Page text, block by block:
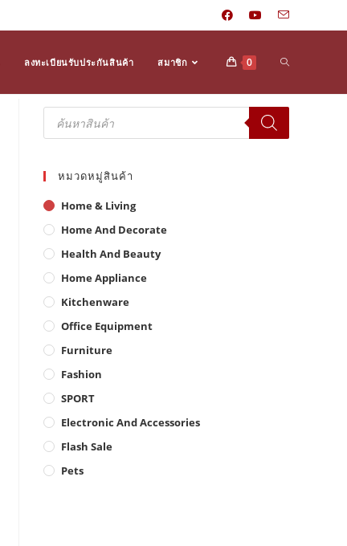
ลงทะเบียนรับประกันสินค้า สมาชิก 0 Toggle
Products
search
หมวดหมู่สินค้า
Home & Living
Home And Decorate
Health And Beauty
Home Appliance
Kitchenware
Office Equipment
Furniture
Fashion
SPORT
Electronic And Accessories
Flash Sale
Pets